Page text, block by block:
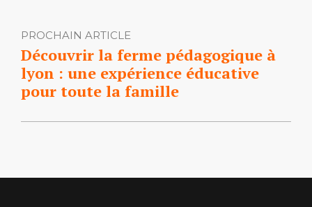
PROCHAIN ARTICLE
Découvrir la ferme pédagogique à
lyon : une expérience éducative
pour toute la famille